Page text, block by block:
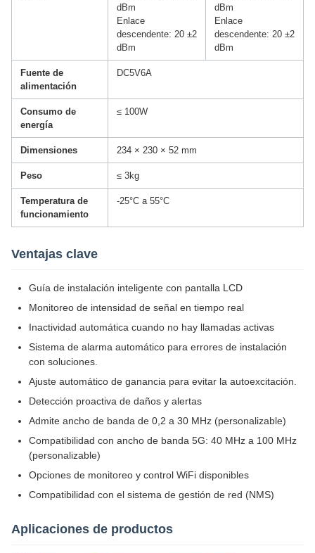
dBm
Enlace
descendente: 20 ±2
dBm
dBm
Enlace
descendente: 20 ±2
dBm
Fuente de
alimentación
DC5V6A
Consumo de
energía
≤ 100W
Dimensiones 234 × 230 × 52 mm
Peso ≤ 3kg
Temperatura de
funcionamiento
-25°C a 55°C
Ventajas clave
Guía de instalación inteligente con pantalla LCD
Monitoreo de intensidad de señal en tiempo real
Inactividad automática cuando no hay llamadas activas
Sistema de alarma automático para errores de instalación
con soluciones.
Ajuste automático de ganancia para evitar la autoexcitación.
Detección proactiva de daños y alertas
Admite ancho de banda de 0,2 a 30 MHz (personalizable)
Compatibilidad con ancho de banda 5G: 40 MHz a 100 MHz
(personalizable)
Opciones de monitoreo y control WiFi disponibles
Compatibilidad con el sistema de gestión de red (NMS)
Aplicaciones de productos